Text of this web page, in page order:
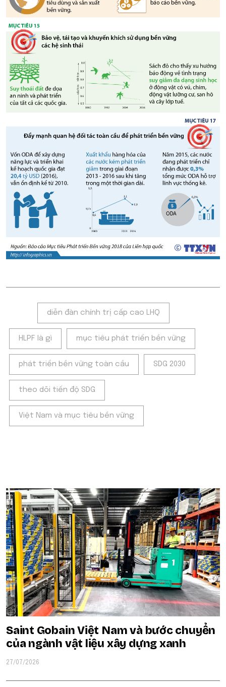
diễn đàn chính trị cấp cao LHQ
HLPF là gì mục tiêu phát triển bền vững
phát triển bền vững toàn cầu SDG 2030
theo dõi tiến độ SDG
Việt Nam và mục tiêu bền vững
Saint Gobain Việt Nam và bước chuyển
của ngành vật liệu xây dựng xanh
27/07/2026